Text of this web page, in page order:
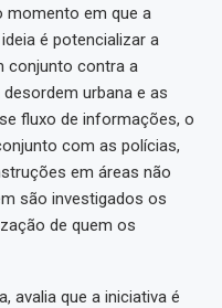
momento em que a
é potencializar a
conjunto contra a
urbana e as
fluxo de informações, o
com as polícias,
em áreas não
são investigados os
de quem os
avalia que a iniciativa é